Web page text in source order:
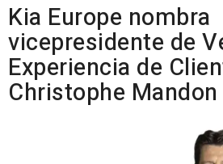
Kia Europe nombra
vicepresidente de
Experiencia de
Christophe Mandon